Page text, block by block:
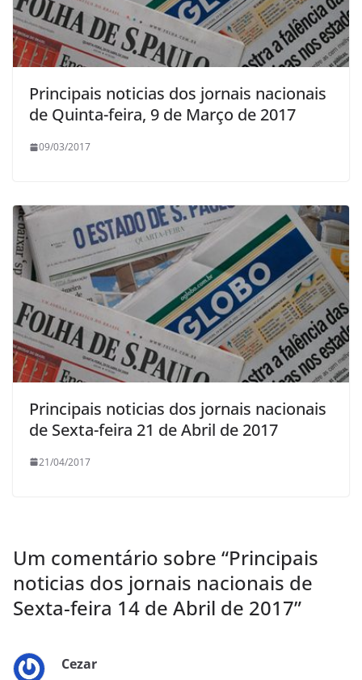
Principais noticias dos jornais nacionais
de Quinta-feira, 9 de Março de 2017
09/03/2017
Principais noticias dos jornais nacionais
de Sexta-feira 21 de Abril de 2017
21/04/2017
Um comentário sobre “Principais
noticias dos jornais nacionais de
Sexta-feira 14 de Abril de 2017”
Cezar